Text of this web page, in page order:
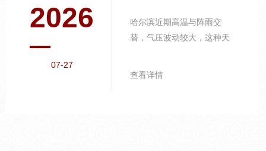
水和肥皂，按照"七步洗手
法"揉搓至少2...
2026
07-27
哈尔滨近期高温与阵雨交
替，气压波动较大，这种天
查看详情